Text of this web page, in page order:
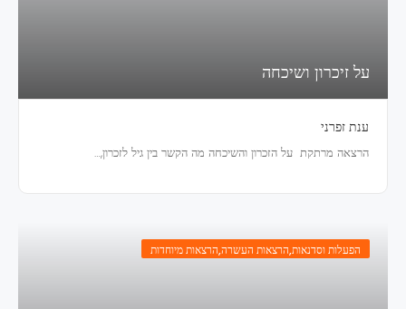
על זיכרון ושיכחה
ענת זפרני
הרצאה מרתקת על הזכרון והשיכחה מה הקשר בין גיל לזכרון,…
הפעלות וסדנאות,הרצאות העשרה,הרצאות מיוחדות